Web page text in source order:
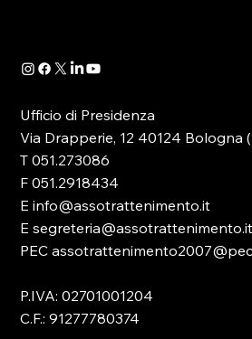
Ufficio di Presidenza
Via Drapperie, 12 40124 Bologna
T 051.273086
F 051.2918434
E info@assotrattenimento.it
E segreteria@assotrattenimento.it
PEC
P.IVA: 02701001204
C.F.: 91277780374